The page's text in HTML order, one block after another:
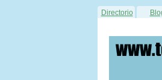
Directorio